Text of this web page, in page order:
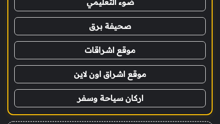
ضوء التعليمي
صحيفة برق
موقع اشراقات
موقع اشراق اون لاين
اركان سياحة وسفر